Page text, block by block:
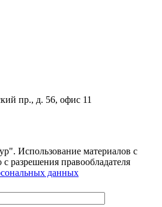
пр., д. 56, офис 11
Использование материалов с
с разрешения правообладателя
данных